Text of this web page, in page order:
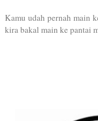
Kamu udah pernah main
kira bakal main ke pantai